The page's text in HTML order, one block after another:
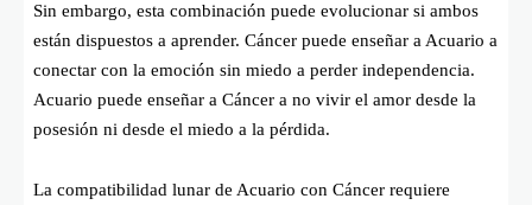
Sin embargo, esta combinación puede evolucionar si ambos
están dispuestos a aprender. Cáncer puede enseñar a Acuario a
conectar con la emoción sin miedo a perder independencia.
Acuario puede enseñar a Cáncer a no vivir el amor desde la
posesión ni desde el miedo a la pérdida.
La compatibilidad lunar de Acuario con Cáncer requiere